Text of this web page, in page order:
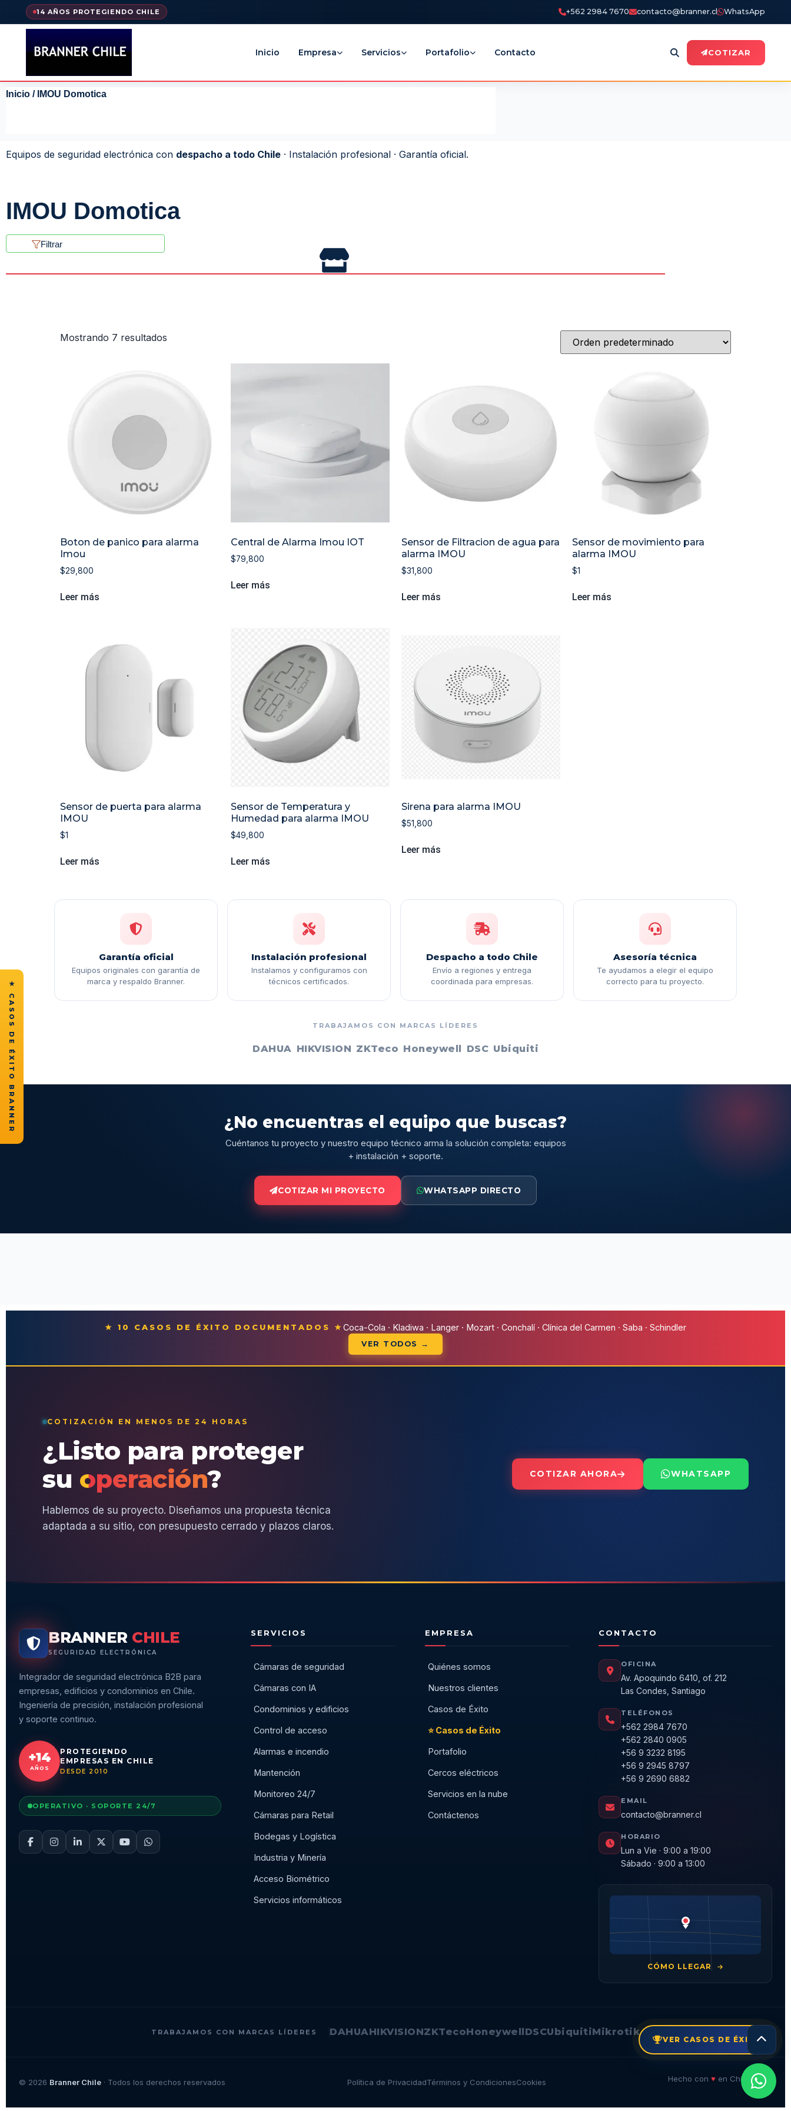
14 AÑOS PROTEGIENDO CHILE +562 2984 7670 contacto@branner.cl WhatsApp
Inicio Empresa Servicios Portafolio Contacto COTIZAR
Inicio / IMOU Domotica
Equipos de seguridad electrónica con despacho a todo Chile · Instalación profesional · Garantía oficial.
IMOU Domotica
Filtrar
Mostrando 7 resultados
Boton de panico para alarma
Imou
$29,800
Leer más
Central de Alarma Imou IOT
$79,800
Leer más
Sensor de Filtracion de agua para
alarma IMOU
$31,800
Leer más
Sensor de movimiento para
alarma IMOU
$1
Leer más
Sensor de puerta para alarma
IMOU
$1
Leer más
Sensor de Temperatura y
Humedad para alarma IMOU
$49,800
Leer más
Sirena para alarma IMOU
$51,800
Leer más
Garantía oficial
Equipos originales con garantía de
marca y respaldo Branner.
Instalación profesional
Instalamos y configuramos con
técnicos certificados.
Despacho a todo Chile
Envío a regiones y entrega
coordinada para empresas.
Asesoría técnica
Te ayudamos a elegir el equipo
correcto para tu proyecto.
TRABAJAMOS CON MARCAS LÍDERES
DAHUA HIKVISION ZKTeco Honeywell DSC Ubiquiti
¿No encuentras el equipo que buscas?
Cuéntanos tu proyecto y nuestro equipo técnico arma la solución completa: equipos
+ instalación + soporte.
COTIZAR MI PROYECTO WHATSAPP DIRECTO
★ 10 CASOS DE ÉXITO DOCUMENTADOS ★Coca-Cola · Kladiwa · Langer · Mozart · Conchalí · Clínica del Carmen · Saba · Schindler
VER TODOS →
COTIZACIÓN EN MENOS DE 24 HORAS
¿Listo para proteger
su operación?
Hablemos de su proyecto. Diseñamos una propuesta técnica
adaptada a su sitio, con presupuesto cerrado y plazos claros.
COTIZAR AHORA WHATSAPP
BRANNER CHILE
SEGURIDAD ELECTRÓNICA
Integrador de seguridad electrónica B2B para
empresas, edificios y condominios en Chile.
Ingeniería de precisión, instalación profesional
y soporte continuo.
+14
AÑOS
PROTEGIENDO
EMPRESAS EN CHILE
DESDE 2010
OPERATIVO · SOPORTE 24/7
SERVICIOS
Cámaras de seguridad
Cámaras con IA
Condominios y edificios
Control de acceso
Alarmas e incendio
Mantención
Monitoreo 24/7
Cámaras para Retail
Bodegas y Logística
Industria y Minería
Acceso Biométrico
Servicios informáticos
EMPRESA
Quiénes somos
Nuestros clientes
Casos de Éxito
⭐ Casos de Éxito
Portafolio
Cercos eléctricos
Servicios en la nube
Contáctenos
CONTACTO
OFICINA
Av. Apoquindo 6410, of. 212
Las Condes, Santiago
TELÉFONOS
+562 2984 7670
+562 2840 0905
+56 9 3232 8195
+56 9 2945 8797
+56 9 2690 6882
EMAIL
contacto@branner.cl
HORARIO
Lun a Vie · 9:00 a 19:00
Sábado · 9:00 a 13:00
CÓMO LLEGAR
TRABAJAMOS CON MARCAS LÍDERES DAHUAHIKVISIONZKTecoHoneywellDSCUbiquitiMikrotik
© 2026 Branner Chile · Todos los derechos reservados Política de PrivacidadTérminos y CondicionesCookies Hecho con ♥ en Chile 🇨🇱
VER CASOS DE ÉXITO
★ CASOS DE ÉXITO BRANNER